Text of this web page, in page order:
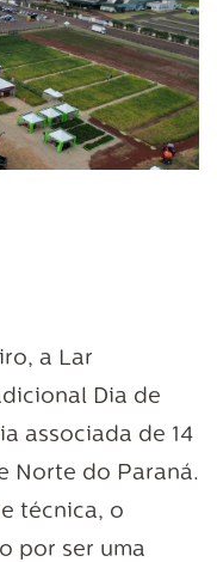
a Lar
Dia de
associada de 14
Norte do Paraná.
técnica, o
por ser uma